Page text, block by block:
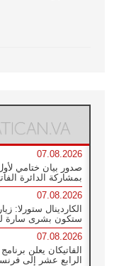
07.08.2026
صدور بيان ختامي
بمشاركة الدائرة
07.08.2026
الكاردينال ستورلا:
ستكون بشرى سارة
07.08.2026
الفاتيكان يعلن برنامج
الرابع عشر إلى